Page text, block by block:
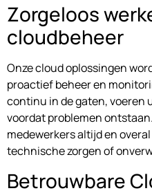
Zorgeloos
cloudbeheer
Onze cloud oplossingen
proactief beheer en
continu in de gaten, voeren
voordat problemen
medewerkers altijd en
technische zorgen of
Betrouwbare